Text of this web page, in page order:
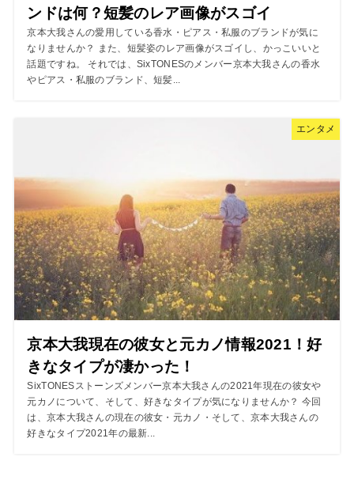
ンドは何？短髪のレア画像がスゴイ
京本大我さんの愛用している香水・ピアス・私服のブランドが気に
なりませんか？ また、短髪姿のレア画像がスゴイし、かっこいいと
話題ですね。 それでは、SixTONESのメンバー京本大我さんの香水
やピアス・私服のブランド、短髪...
エンタメ
京本大我現在の彼女と元カノ情報2021！好
きなタイプが凄かった！
SixTONESストーンズメンバー京本大我さんの2021年現在の彼女や
元カノについて、そして、好きなタイプが気になりませんか？ 今回
は、京本大我さんの現在の彼女・元カノ・そして、京本大我さんの
好きなタイプ2021年の最新...